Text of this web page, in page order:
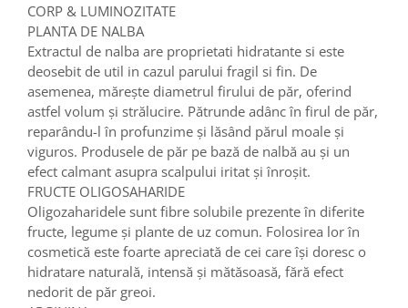
CORP & LUMINOZITATE
PLANTA DE NALBA
Extractul de nalba are proprietati hidratante si este
deosebit de util in cazul parului fragil si fin. De
asemenea, mărește diametrul firului de păr, oferind
astfel volum și strălucire. Pătrunde adânc în firul de păr,
reparându-l în profunzime și lăsând părul moale și
viguros. Produsele de păr pe bază de nalbă au și un
efect calmant asupra scalpului iritat și înroșit.
FRUCTE OLIGOSAHARIDE
Oligozaharidele sunt fibre solubile prezente în diferite
fructe, legume și plante de uz comun. Folosirea lor în
cosmetică este foarte apreciată de cei care își doresc o
hidratare naturală, intensă și mătăsoasă, fără efect
nedorit de păr greoi.